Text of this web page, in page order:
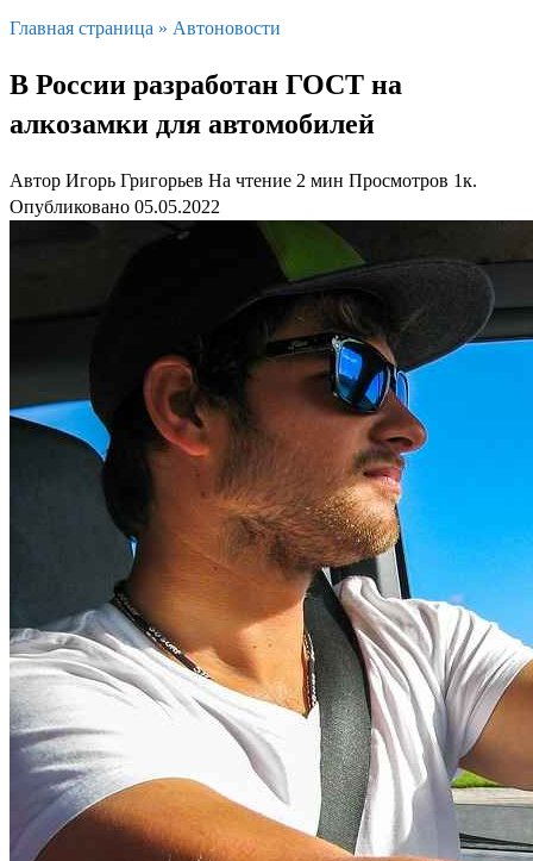
Главная страница » Автоновости
В России разработан ГОСТ на
алкозамки для автомобилей
Автор Игорь Григорьев На чтение 2 мин Просмотров 1к.
Опубликовано 05.05.2022